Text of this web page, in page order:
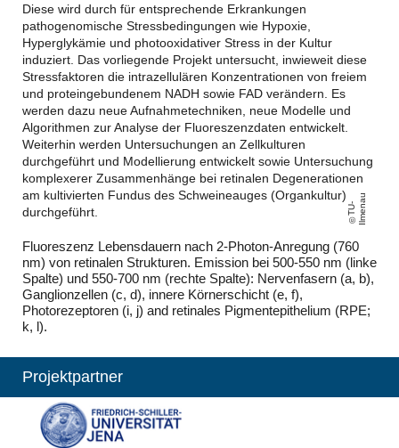
Diese wird durch für entsprechende Erkrankungen
pathogenomische Stressbedingungen wie Hypoxie,
Hyperglykämie und photooxidativer Stress in der Kultur
induziert. Das vorliegende Projekt untersucht, inwieweit diese
Stressfaktoren die intrazellulären Konzentrationen von freiem
und proteingebundenem NADH sowie FAD verändern. Es
werden dazu neue Aufnahmetechniken, neue Modelle und
Algorithmen zur Analyse der Fluoreszenzdaten entwickelt.
Weiterhin werden Untersuchungen an Zellkulturen
durchgeführt und Modellierung entwickelt sowie Untersuchung
komplexerer Zusammenhänge bei retinalen Degenerationen
am kultivierten Fundus des Schweineauges (Organkultur)
durchgeführt.
T
U
-
Il
m
e
n
a u
Fluoreszenz Lebensdauern nach 2-Photon-Anregung (760
nm) von retinalen Strukturen. Emission bei 500-550 nm (linke
Spalte) und 550-700 nm (rechte Spalte): Nervenfasern (a, b),
Ganglionzellen (c, d), innere Körnerschicht (e, f),
Photorezeptoren (i, j) and retinales Pigmentepithelium (RPE;
k, l).
Projektpartner